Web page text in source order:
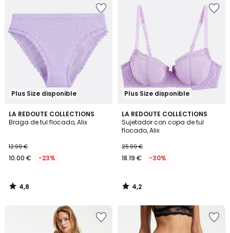
Plus Size disponible
LA REDOUTE COLLECTIONS
Braga de tul flocado, Alix
12.99 €
10.00 € -23%
4,8
/ 5
4,8
/
Plus Size disponible
LA REDOUTE COLLECTIONS
Sujetador con copa de tul
flocado, Alix
25.99 €
18.19 € -30%
4,2
/ 5
4,2
/